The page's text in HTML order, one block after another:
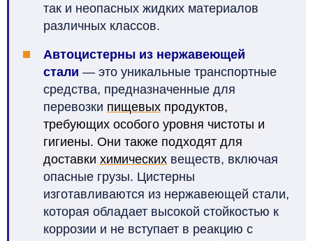
так и неопасных жидких материалов
различных классов.
Автоцистерны из нержавеющей
стали — это уникальные транспортные
средства, предназначенные для
перевозки пищевых продуктов,
требующих особого уровня чистоты и
гигиены. Они также подходят для
доставки химических веществ, включая
опасные грузы. Цистерны
изготавливаются из нержавеющей стали,
которая обладает высокой стойкостью к
коррозии и не вступает в реакцию с